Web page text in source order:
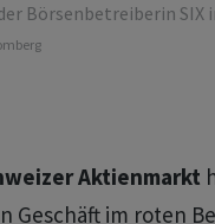
Börsenbetreiberin SIX
Aktienmarkt
Geschäft im roten